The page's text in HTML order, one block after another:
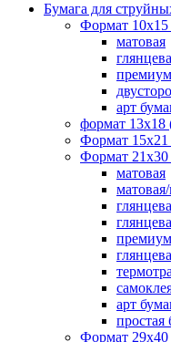
Бумага для
Формат
матовая
арт
формат 13x18
Формат
Формат
матовая
арт
Формат